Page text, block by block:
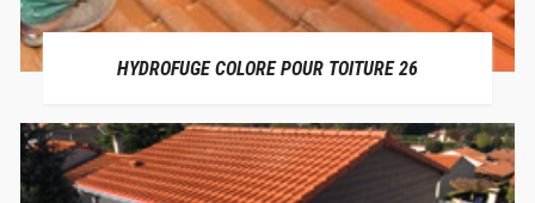
HYDROFUGE COLORE POUR TOITURE 26